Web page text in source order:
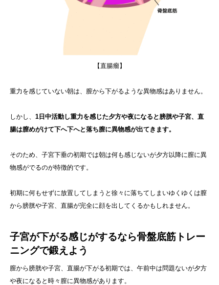
【直腸瘤】
重力を感じていない朝は、膣から下がるような異物感はありません。
しかし、 1日中活動し重力を感じた夕方や夜になると膀胱や子宮、直
腸は膣めがけて下へ下へと落ち膣に異物感が出てきます。
そのため、子宮下垂の初期では朝は何も感じないが夕方以降に膣に異
物感がでるのが特徴的です。
初期に何もせずに放置してしまうと徐々に落ちてしまいゆくゆくは膣
から膀胱や子宮、直腸が完全に顔を出してくるかもしれません。
子宮が下がる感じがするなら骨盤底筋トレー
ニングで鍛えよう
膣から膀胱や子宮、直腸が下がる初期では、午前中は問題ないが夕方
や夜になると時々膣に異物感があります。